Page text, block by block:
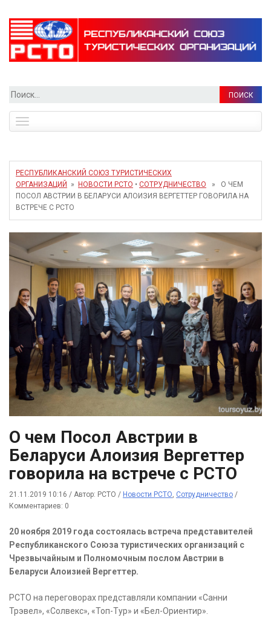
Найти:
navigation
РЕСПУБЛИКАНСКИЙ СОЮЗ ТУРИСТИЧЕСКИХ
ОРГАНИЗАЦИЙ
» НОВОСТИ РСТО • СОТРУДНИЧЕСТВО » О ЧЕМ
ПОСОЛ АВСТРИИ В БЕЛАРУСИ АЛОИЗИЯ ВЕРГЕТТЕР ГОВОРИЛА НА
ВСТРЕЧЕ С РСТО
О чем Посол Австрии в
Беларуси Алоизия Вергеттер
говорила на встрече с РСТО
21.11.2019 10:16 / Автор: РСТО / Новости РСТО, Сотрудничество /
Комментариев: 0
20 ноября 2019 года состоялась встреча представителей
Республиканского Союза туристических организаций с
Чрезвычайным и Полномочным послом Австрии в
Беларуси Алоизией Вергеттер.
РСТО на переговорах представляли компании «Санни
Трэвел», «Солвекс», «Топ-Тур» и «Бел-Ориентир».